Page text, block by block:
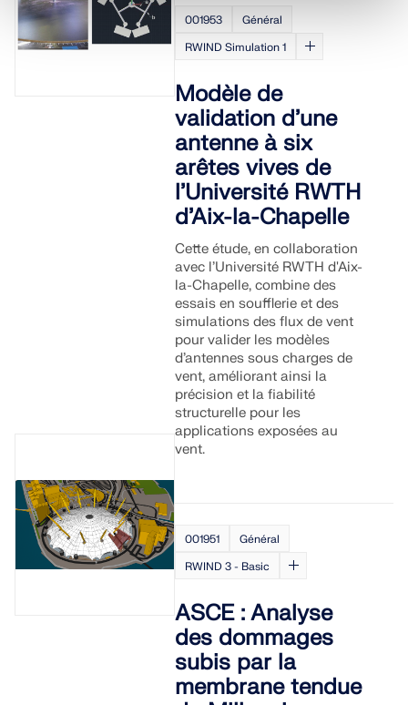
001953
Général
RWIND Simulation 1
Modèle de
validation d’une
antenne à six
arêtes vives de
l’Université RWTH
d’Aix-la-Chapelle
Cette étude, en collaboration
avec l’Université RWTH d'Aix-
la-Chapelle, combine des
essais en soufflerie et des
simulations des flux de vent
pour valider les modèles
d’antennes sous charges de
vent, améliorant ainsi la
précision et la fiabilité
structurelle pour les
applications exposées au
vent.
001951
Général
RWIND 3 - Basic
ASCE : Analyse
des dommages
subis par la
membrane tendue